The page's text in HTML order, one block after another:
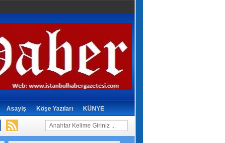
Asayiş Köşe Yazıları KÜNYE